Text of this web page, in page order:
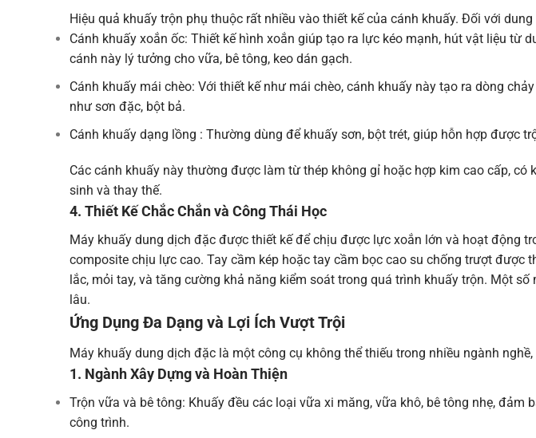
Hiệu quả khuấy trộn phụ thuộc rất nhiều vào thiết kế của cánh khuấy. Đối với
Cánh khuấy xoắn ốc: Thiết kế hình xoắn giúp tạo ra lực kéo mạnh, hút vật liệu
cánh này lý tưởng cho vữa, bê tông, keo dán gạch.
Cánh khuấy mái chèo: Với thiết kế như mái chèo, cánh khuấy này tạo ra dòng
như sơn đặc, bột bả.
Cánh khuấy dạng lồng : Thường dùng để khuấy sơn, bột trét, giúp hỗn hợp được
Các cánh khuấy này thường được làm từ thép không gỉ hoặc hợp kim cao cấp,
sinh và thay thế.
4. Thiết Kế Chắc Chắn và Công Thái Học
Máy khuấy dung dịch đặc được thiết kế để chịu được lực xoắn lớn và hoạt động
composite chịu lực cao. Tay cầm kép hoặc tay cầm bọc cao su chống trượt được
lắc, mỏi tay, và tăng cường khả năng kiểm soát trong quá trình khuấy trộn. Một số
lâu.
Ứng Dụng Đa Dạng và Lợi Ích Vượt Trội
Máy khuấy dung dịch đặc là một công cụ không thể thiếu trong nhiều ngành
1. Ngành Xây Dựng và Hoàn Thiện
Trộn vữa và bê tông: Khuấy đều các loại vữa xi măng, vữa khô, bê tông nhẹ,
công trình.